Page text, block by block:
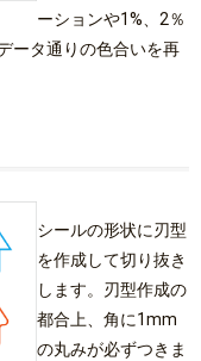
ーションや1%、2％
ータ通りの色合いを再
シールの形状に刃型
を作成して切り抜き
します。刃型作成の
都合上、角に1mm
の丸みが必ずつきま